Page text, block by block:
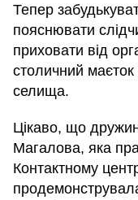
Тепер
пояснювати
приховати від
столичний
селища.
Цікаво, що
Магалова, яка
Контактному